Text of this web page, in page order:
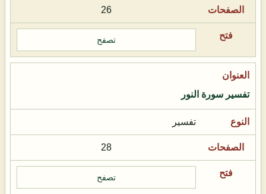
26
تصفح
تفسير سورة النور
تفسير
28
تصفح